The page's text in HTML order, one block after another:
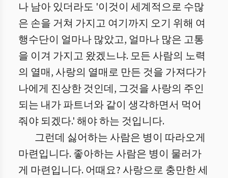
나 남아 있더라도 '이것이 세계적으로 수많
은 손을 거쳐 가지고 여기까지 오기 위해 여
행수단이 얼마나 많았고, 얼마나 많은 고통
을 이겨 가지고 왔겠느냐. 모든 사람의 노력
의 열매, 사랑의 열매로 만든 것을 가져다가
나에게 진상한 것인데, 그것을 사랑의 주인
되는 내가 파트너와 같이 생각하면서 먹어
줘야 되겠다.' 해야 하는 것입니다.
그런데 싫어하는 사람은 병이 따라오게
마련입니다. 좋아하는 사람은 병이 물러가
게 마련입니다. 어때요? 사랑으로 충만한 세